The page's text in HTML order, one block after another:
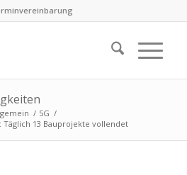
/ 5G /
13 Bauprojekte vollendet